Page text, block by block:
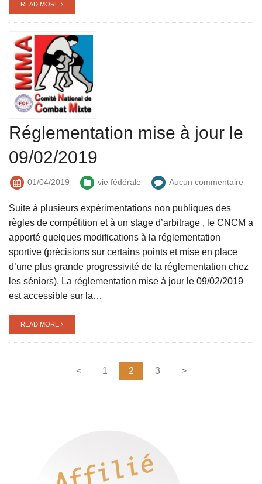
READ MORE
Réglementation mise à jour le
09/02/2019
01/04/2019 vie fédérale Aucun commentaire
Suite à plusieurs expérimentations non publiques des
règles de compétition et à un stage d’arbitrage , le CNCM a
apporté quelques modifications à la réglementation
sportive (précisions sur certains points et mise en place
d’une plus grande progressivité de la réglementation chez
les séniors). La réglementation mise à jour le 09/02/2019
est accessible sur la…
READ MORE
< 1 2 3 >